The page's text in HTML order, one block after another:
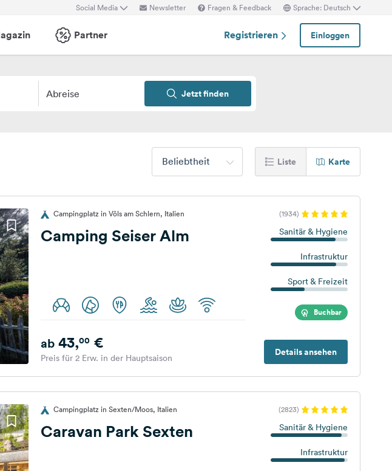
Social Media Newsletter Fragen & Feedback Sprache: Deutsch
Partner Registrieren Einloggen
Abreise Jetzt finden
Beliebtheit Liste Karte
Campingplatz in Völs am Schlern, Italien (1934)
Camping Seiser Alm Sanitär & Hygiene
Infrastruktur
Sport & Freizeit
Buchbar
Details ansehen
ab43,00€
Preis für 2 Erw. in der Hauptsaison
Campingplatz in Sexten/Moos, Italien (2823)
Caravan Park Sexten Sanitär & Hygiene
Infrastruktur